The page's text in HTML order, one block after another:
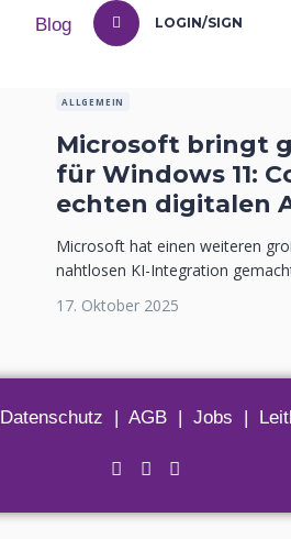
Blog LOGIN/SIGN
ALLGEMEIN
Microsoft bringt
für Windows 11:
echten digitalen
Microsoft hat einen weiteren
nahtlosen KI-Integration
17. Oktober 2025
Datenschutz | AGB| Jobs |